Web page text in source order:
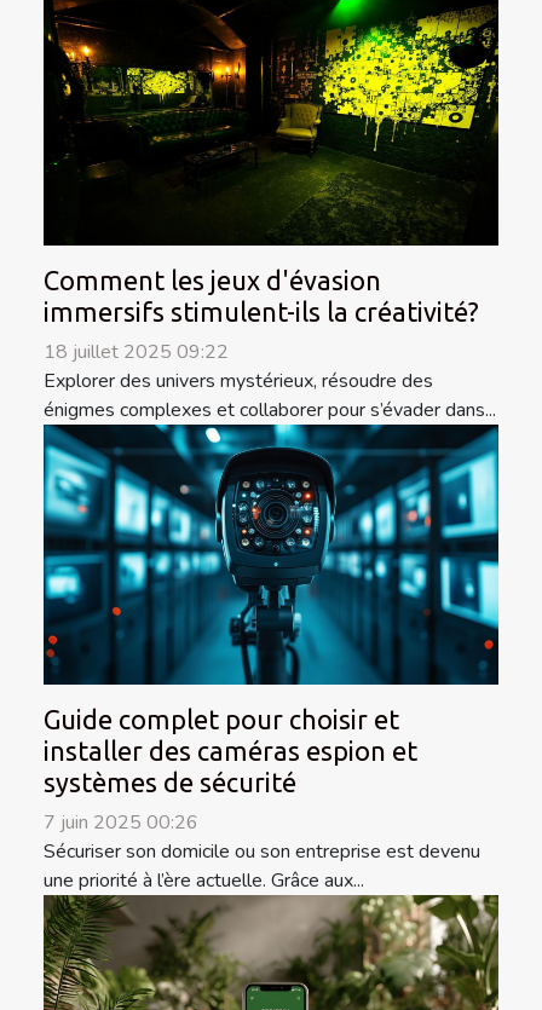
Comment les jeux d'évasion
immersifs stimulent-ils la créativité?
18 juillet 2025 09:22
Explorer des univers mystérieux, résoudre des
énigmes complexes et collaborer pour s’évader dans...
Guide complet pour choisir et
installer des caméras espion et
systèmes de sécurité
7 juin 2025 00:26
Sécuriser son domicile ou son entreprise est devenu
une priorité à l’ère actuelle. Grâce aux...